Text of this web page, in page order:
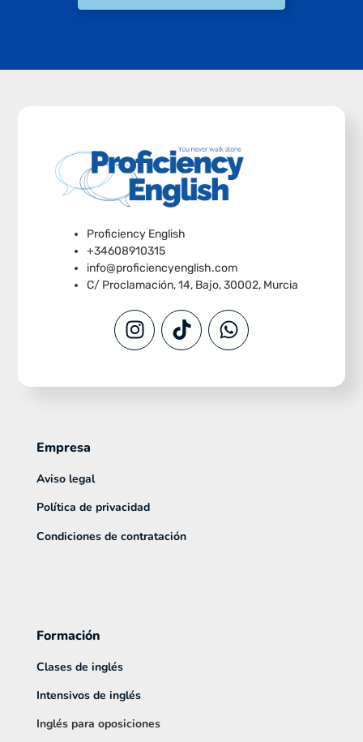
Proficiency English
+34608910315
info@proficiencyenglish.com
C/ Proclamación, 14, Bajo, 30002, Murcia
Empresa
Aviso legal
Política de privacidad
Condiciones de contratación
Formación
Clases de inglés
Intensivos de inglés
Inglés para oposiciones